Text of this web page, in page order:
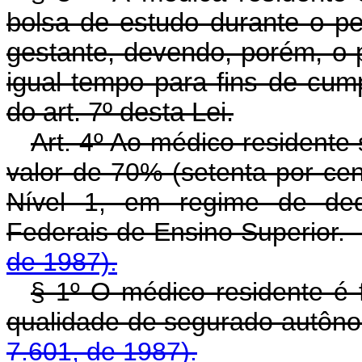
bolsa de estudo durante o
gestante, devendo, porém,
igual tempo para fins de
do art. 7º desta Lei.
Art. 4º Ao médico
valor de 70% (setenta por
Nível 1, em regime de
Federais de Ensino
de 1987).
§ 1º O médico residente é
qualidade de segurado
7.601, de 1987).